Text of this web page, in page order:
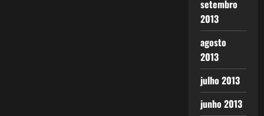
setembro
2013
agosto
2013
julho 2013
junho 2013